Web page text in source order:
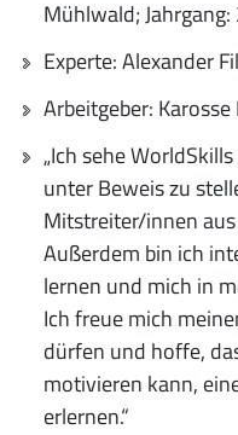
Mühlwald;
Experte: Alexander
Arbeitgeber:
„Ich sehe
unter Beweis zu
Mitstreiter/innen
Außerdem bin ich
lernen und mich in
Ich freue mich
dürfen und hoffe,
motivieren kann,
erlernen.“